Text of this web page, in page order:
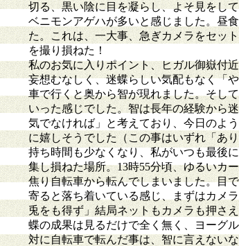
切る、黒い陰に目を凝らし、よそ見をし
ベニモンアゲハが多いと感じました。昼
た。これは、一大事、急ぎカメラをセッ
を撮り損ねた！
私のお気に入りポイント、ヒガル御嶽付
妄想むなしく、迷蝶らしい気配もなく「
車で行くと奥から智が現れました。そし
いった感じでした。智は長年の経験から
気でなければ」と考えており、今日のよ
に嬉しそうでした（この事はいずれ「あ
持ち時間も少なくなり、私がいつも最後
集し損ねた場所。13時55分頃、ゆるいカ
焦り自転車から転んでしまいました。目
寄ると落ち着いている感じ、まずはカメ
兎をも得ず」結局ネットもカメラも押さ
蝶の成果は見るだけで全く無く、ヨーグ
対に自転車で転んだ事は、智に言えない